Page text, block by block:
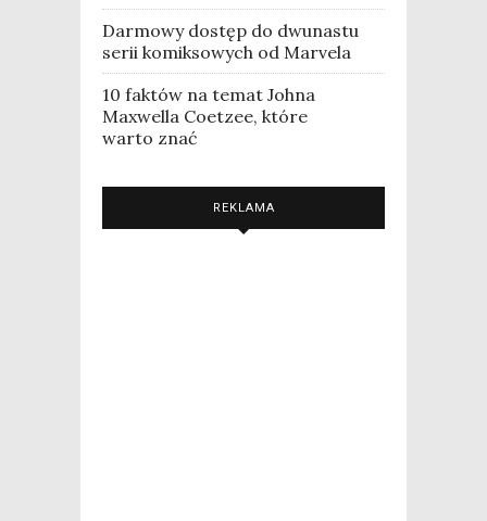
Darmowy dostęp do dwunastu
serii komiksowych od Marvela
10 faktów na temat Johna
Maxwella Coetzee, które
warto znać
REKLAMA